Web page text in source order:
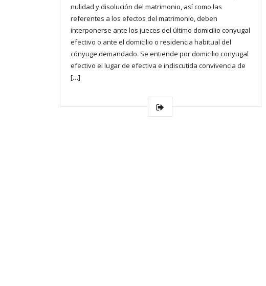
nulidad y disolución del matrimonio, así como las
referentes a los efectos del matrimonio, deben
interponerse ante los jueces del último domicilio conyugal
efectivo o ante el domicilio o residencia habitual del
cónyuge demandado. Se entiende por domicilio conyugal
efectivo el lugar de efectiva e indiscutida convivencia de
[…]